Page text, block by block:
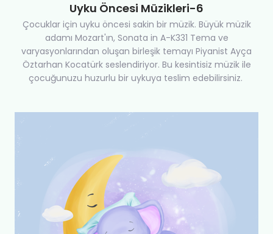
Uyku Öncesi Müzikleri-6
Çocuklar için uyku öncesi sakin bir müzik. Büyük müzik
adamı Mozart'ın, Sonata in A-K331 Tema ve
varyasyonlarından oluşan birleşik temayı Piyanist Ayça
Öztarhan Kocatürk seslendiriyor. Bu kesintisiz müzik ile
çocuğunuzu huzurlu bir uykuya teslim edebilirsiniz.